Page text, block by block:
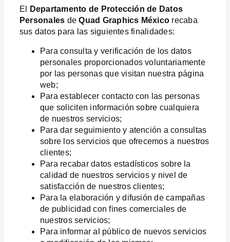
El
Departamento de Protección de Datos
Personales de Quad Graphics México recaba
sus datos para las siguientes finalidades:
Para consulta y verificación de los datos
personales proporcionados voluntariamente
por las personas que visitan nuestra página
web;
Para establecer contacto con las personas
que soliciten información sobre cualquiera
de nuestros servicios;
Para dar seguimiento y atención a consultas
sobre los servicios que ofrecemos a nuestros
clientes;
Para recabar datos estadísticos sobre la
calidad de nuestros servicios y nivel de
satisfacción de nuestros clientes;
Para la elaboración y difusión de campañas
de publicidad con fines comerciales de
nuestros servicios;
Para informar al público de nuevos servicios